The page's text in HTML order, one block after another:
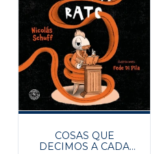
COSAS QUE
DECIMOS A CADA